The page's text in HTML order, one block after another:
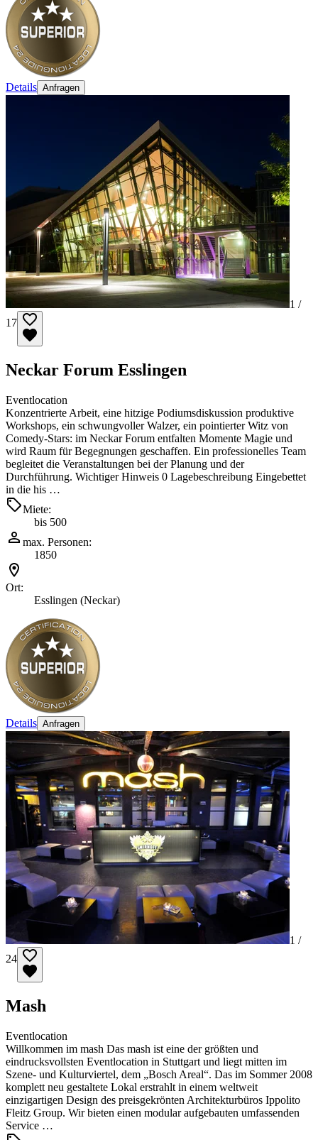
Details Anfragen
1 /
17
Neckar Forum Esslingen
Eventlocation
Konzentrierte Arbeit, eine hitzige Podiumsdiskussion produktive
Workshops, ein schwungvoller Walzer, ein pointierter Witz von
Comedy-Stars: im Neckar Forum entfalten Momente Magie und
wird Raum für Begegnungen geschaffen. Ein professionelles Team
begleitet die Veranstaltungen bei der Planung und der
Durchführung. Wichtiger Hinweis 0 Lagebeschreibung Eingebettet
in die his …
Miete:
bis 500
max. Personen:
1850
Ort:
Esslingen (Neckar)
Details Anfragen
1 /
24
Mash
Eventlocation
Willkommen im mash Das mash ist eine der größten und
eindrucksvollsten Eventlocation in Stuttgart und liegt mitten im
Szene- und Kulturviertel, dem „Bosch Areal“. Das im Sommer 2008
komplett neu gestaltete Lokal erstrahlt in einem weltweit
einzigartigen Design des preisgekrönten Architekturbüros Ippolito
Fleitz Group. Wir bieten einen modular aufgebauten umfassenden
Service …